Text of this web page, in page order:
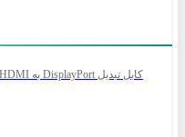
کابل تبدیل DisplayPort به HDMI یوگرین مدل DP115-80396 طول 1.5 متر